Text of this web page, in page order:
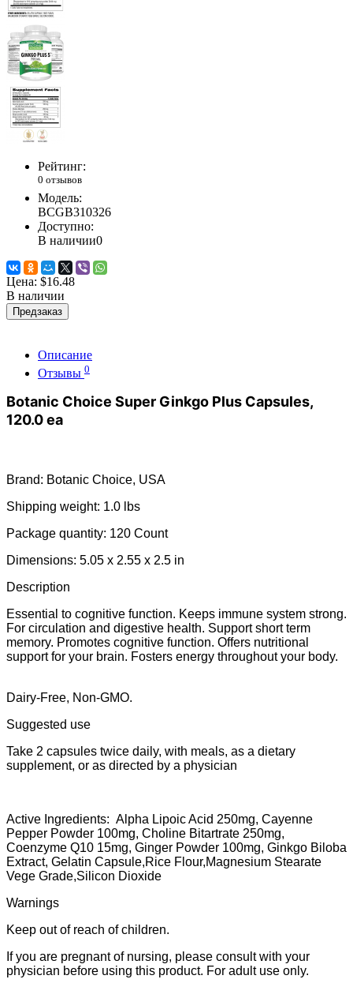
Рейтинг:
0 отзывов
Модель:
BCGB310326
Доступно:
В наличии0
Цена: $16.48
В наличии
Предзаказ
Описание
Отзывы 0
Botanic Choice Super Ginkgo Plus Capsules,
120.0 ea
Brand: Botanic Choice, USA
Shipping weight: 1.0 lbs
Package quantity: 120 Count
Dimensions: 5.05 x 2.55 x 2.5 in
Description
Essential to cognitive function. Keeps immune system strong.
For circulation and digestive health. Support short term
memory. Promotes cognitive function. Offers nutritional
support for your brain. Fosters energy throughout your body.
Dairy-Free, Non-GMO.
Suggested use
Take 2 capsules twice daily, with meals, as a dietary
supplement, or as directed by a physician
Active Ingredients: Alpha Lipoic Acid 250mg, Cayenne
Pepper Powder 100mg, Choline Bitartrate 250mg,
Coenzyme Q10 15mg, Ginger Powder 100mg, Ginkgo Biloba
Extract, Gelatin Capsule,Rice Flour,Magnesium Stearate
Vege Grade,Silicon Dioxide
Warnings
Keep out of reach of children.
If you are pregnant of nursing, please consult with your
physician before using this product. For adult use only.